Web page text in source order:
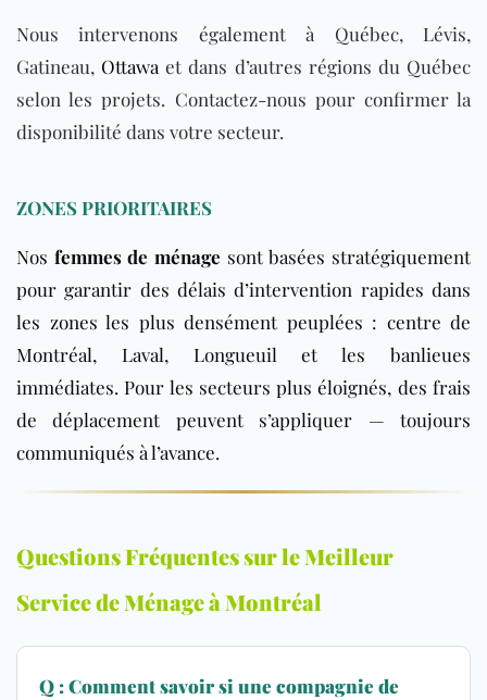
Nous intervenons également à Québec, Lévis,
Gatineau, Ottawa et dans d’autres régions du Québec
selon les projets. Contactez-nous pour confirmer la
disponibilité dans votre secteur.
ZONES PRIORITAIRES
Nos femmes de ménage sont basées stratégiquement
pour garantir des délais d’intervention rapides dans
les zones les plus densément peuplées : centre de
Montréal, Laval, Longueuil et les banlieues
immédiates. Pour les secteurs plus éloignés, des frais
de déplacement peuvent s’appliquer — toujours
communiqués à l’avance.
Questions Fréquentes sur le Meilleur
Service de Ménage à Montréal
Q : Comment savoir si une compagnie de